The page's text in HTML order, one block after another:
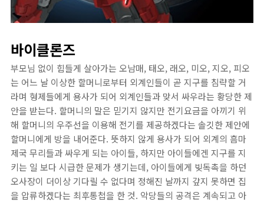
바이클론즈
부모님 없이 힘들게 살아가는 오남매, 태오, 래오, 미오, 지오, 피오
는 어느 날 이상한 할머니로부터 외계인들이 곧 지구를 침략할 거
라며 형제들에게 용사가 되어 외계인들과 맞서 싸우라는 황당한 제
안을 받는다. 할머니의 말은 믿기지 않지만 전기요금을 아끼기 위
해 할머니의 우주선을 이용해 전기를 제공하겠다는 솔깃한 제안에
할머니에게 방을 내어준다. 뜻하지 않게 용사가 되어 외계의 흠마
제국 무리들과 싸우게 되는 아이들, 하지만 아이들에겐 지구를 지
키는 일 보다 시급한 문제가 생기는데, 아이들에게 빚독촉을 하던
오사장이 더이상 기다릴 수 없다며 정해진 날까지 갚지 못하면 집
을 압류하겠다는 최후통첩을 한 것. 악당들의 공격은 계속되고 아